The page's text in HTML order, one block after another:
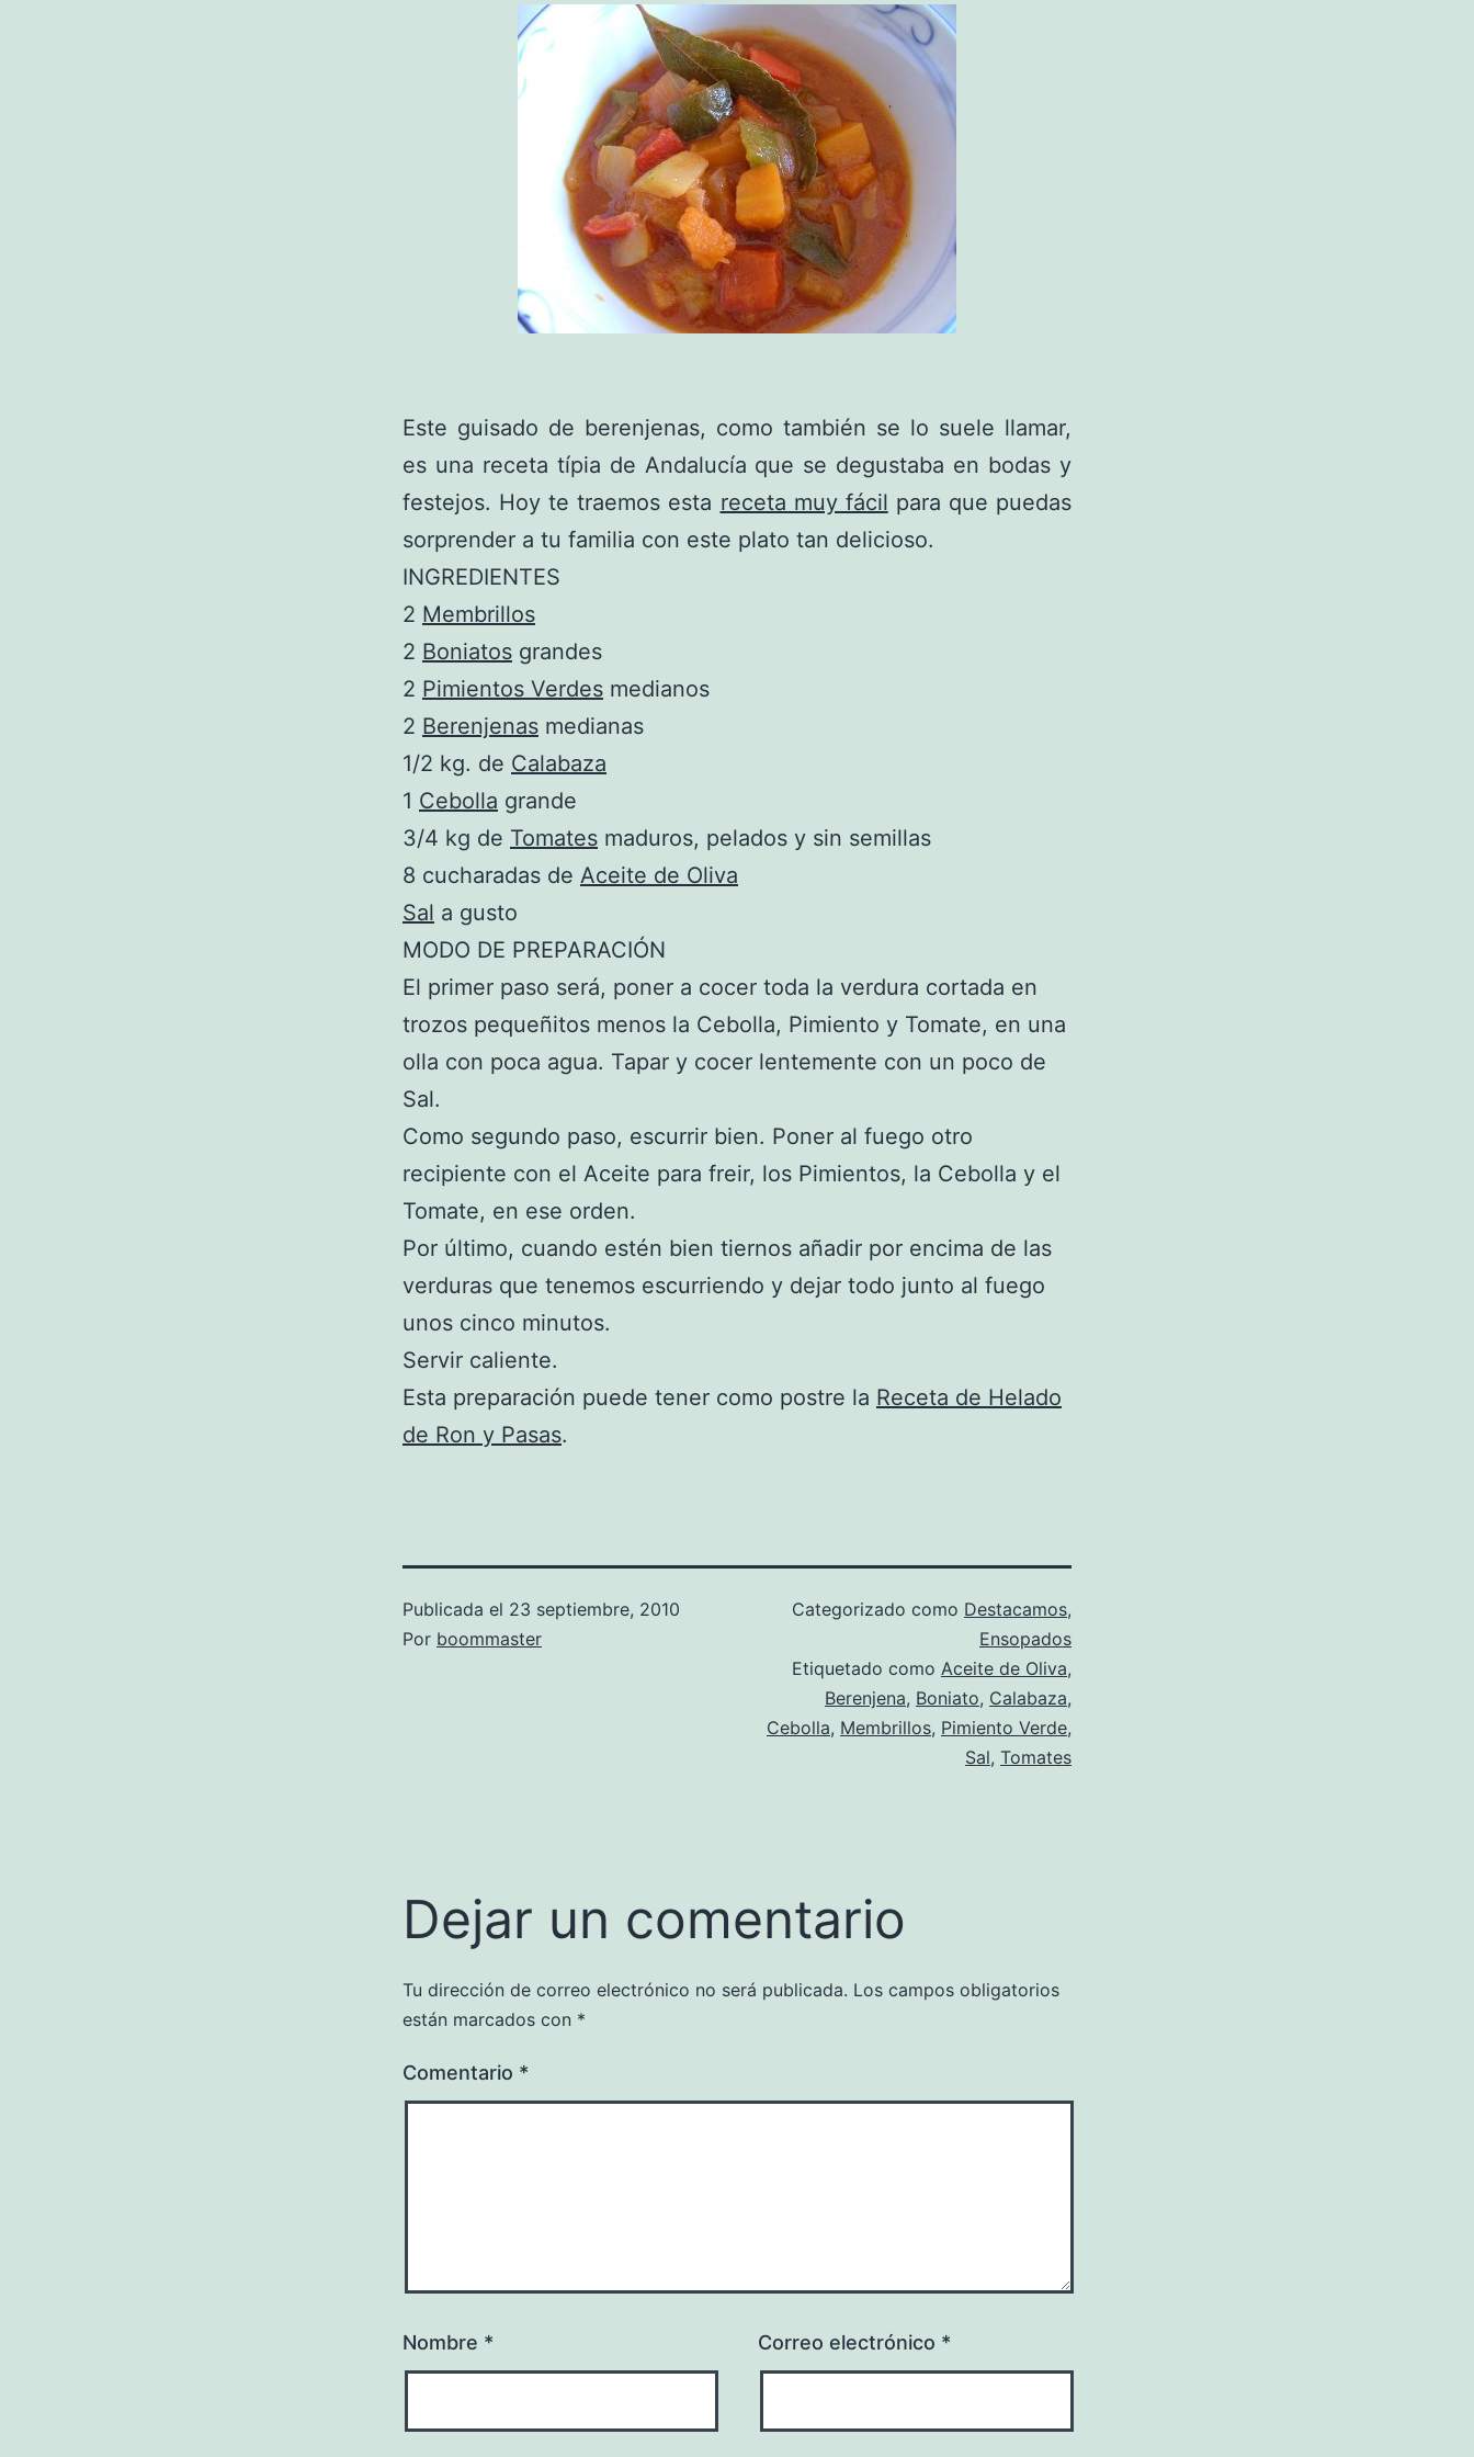
Este guisado de berenjenas, como también se lo suele llamar,
es una receta típia de Andalucía que se degustaba en bodas y
festejos. Hoy te traemos esta receta muy fácil para que puedas
sorprender a tu familia con este plato tan delicioso.
INGREDIENTES
2 Membrillos
2 Boniatos grandes
2 Pimientos Verdes medianos
2 Berenjenas medianas
1/2 kg. de Calabaza
1 Cebolla grande
3/4 kg de Tomates maduros, pelados y sin semillas
8 cucharadas de Aceite de Oliva
Sal a gusto
MODO DE PREPARACIÓN
El primer paso será, poner a cocer toda la verdura cortada en
trozos pequeñitos menos la Cebolla, Pimiento y Tomate, en una
olla con poca agua. Tapar y cocer lentemente con un poco de
Sal.
Como segundo paso, escurrir bien. Poner al fuego otro
recipiente con el Aceite para freir, los Pimientos, la Cebolla y el
Tomate, en ese orden.
Por último, cuando estén bien tiernos añadir por encima de las
verduras que tenemos escurriendo y dejar todo junto al fuego
unos cinco minutos.
Servir caliente.
Esta preparación puede tener como postre la Receta de Helado
de Ron y Pasas.
Publicada el 23 septiembre, 2010
Por boommaster
Categorizado como Destacamos,
Ensopados
Etiquetado como Aceite de Oliva,
Berenjena, Boniato, Calabaza,
Cebolla, Membrillos, Pimiento Verde,
Sal, Tomates
Dejar un comentario
Tu dirección de correo electrónico no será publicada. Los campos obligatorios
están marcados con *
Comentario *
Nombre * Correo electrónico *